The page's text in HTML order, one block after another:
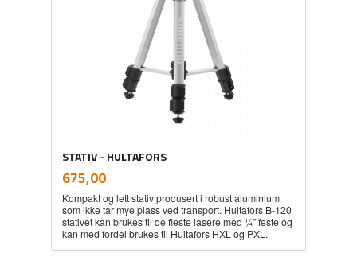
STATIV - HULTAFORS
Pris
675,00mva.
Kompakt og lett stativ produsert i robust aluminium
som ikke tar mye plass ved transport. Hultafors B-120
stativet kan brukes til de fleste lasere med ¼” feste og
kan med fordel brukes til Hultafors HXL og PXL.